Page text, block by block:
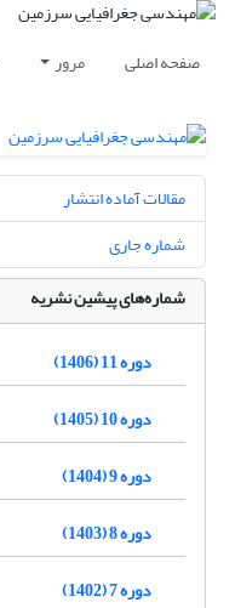
صفحه اصلی مرور
مقالات آماده انتشار
شماره جاری
شماره‌های پیشین نشریه
دوره 11 (1406)
دوره 10 (1405)
دوره 9 (1404)
دوره 8 (1403)
دوره 7 (1402)